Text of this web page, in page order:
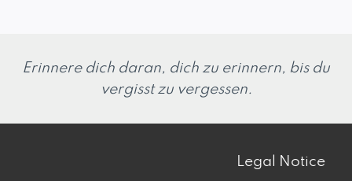
Erinnere dich daran, dich zu erinnern, bis du
vergisst zu vergessen.
Legal Notice